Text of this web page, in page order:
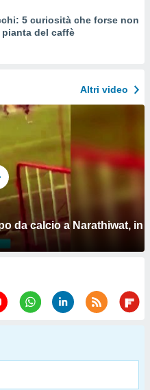
5 curiosità che forse non
del caffè
Altri video
da calcio a Narathiwat, in